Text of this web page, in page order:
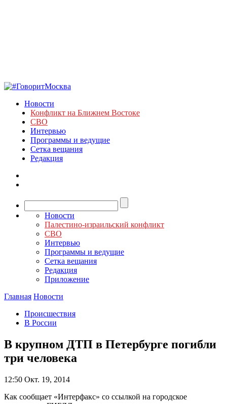
Новости
Конфликт на Ближнем Востоке
СВО
Интервью
Программы и ведущие
Сетка вещания
Редакция
Новости
Палестино-израильский конфликт
СВО
Интервью
Программы и ведущие
Сетка вещания
Редакция
Приложение
Главная Новости
Происшествия
В России
В крупном ДТП в Петербурге погибли
три человека
12:50 Окт. 19, 2014
Как сообщает «Интерфакс» со ссылкой на городское